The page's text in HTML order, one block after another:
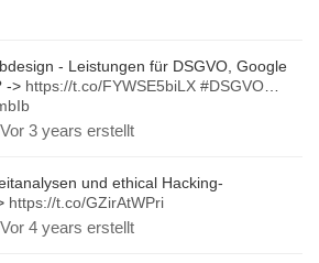
- Leistungen für DSGVO, Google
-> https://t.co/FYWSE5biLX #DSGVO
Vor 3 years erstellt
und ethical Hacking-
https://t.co/GZirAtWPri
Vor 4 years erstellt